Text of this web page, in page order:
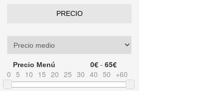
PRECIO
Precio Menú 0€ - 65€
0 5 10 15 20 25 30 40 50 +60